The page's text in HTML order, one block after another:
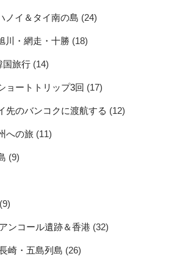
ノイ＆タイ南の島 (24)
川・網走・十勝 (18)
国旅行 (14)
ョートトリップ3回 (17)
先のバンコクに渡航する (12)
への旅 (11)
(9)
(9)
ンコール遺跡＆香港 (32)
崎・五島列島 (26)